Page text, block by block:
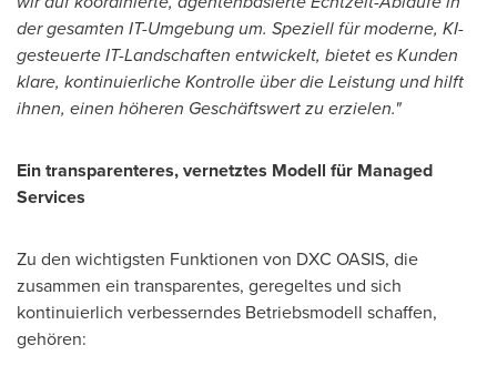
der gesamten IT-Umgebung um. Speziell für moderne, KI-
gesteuerte IT-Landschaften entwickelt, bietet es Kunden
klare, kontinuierliche Kontrolle über die Leistung und hilft
ihnen, einen höheren Geschäftswert zu erzielen."
Ein transparenteres, vernetztes Modell für Managed
Services
Zu den wichtigsten Funktionen von DXC OASIS, die
zusammen ein transparentes, geregeltes und sich
kontinuierlich verbesserndes Betriebsmodell schaffen,
gehören: